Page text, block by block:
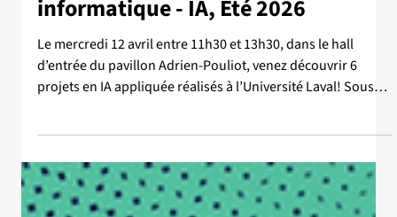
22 juil.